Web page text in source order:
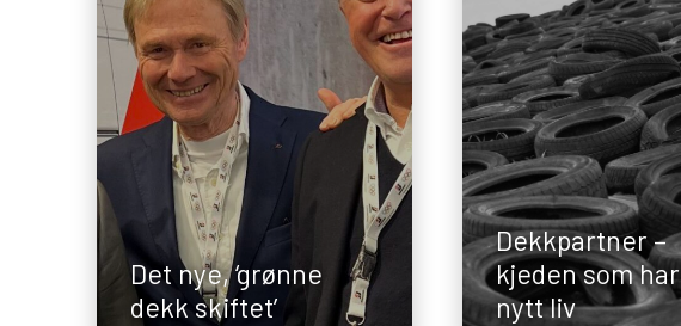
Det nye, ‘grønne
dekk skiftet’
Dekkpartner –
kjeden som
nytt liv